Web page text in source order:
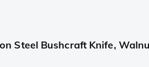
Steel Bushcraft Knife,